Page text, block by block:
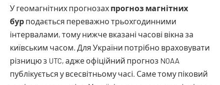
У геомагнітних прогнозах прогноз магнітних
бур подається переважно трьохгодинними
інтервалами, тому нижче вказані часові вікна за
київським часом. Для України потрібно враховувати
різницю з UTC, адже офіційний прогноз NOAA
публікується у всесвітньому часі. Саме тому піковий